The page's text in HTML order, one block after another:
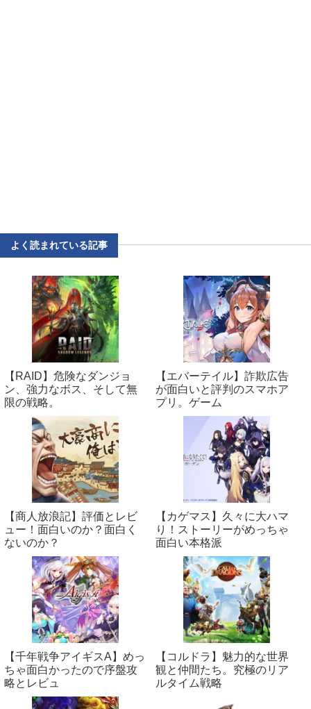
よく読まれている記事
【RAID】危険なダンジョ
ン、強力なボス、そして無
限の戦略。
【エバーテイル】詐欺広告
が面白いと評判のスマホア
プリ。ゲーム
【商人放浪‪記】評価とレビ
ュー！面白いのか？面白く
ないのか？
【カゲマス】久々に大ハマ
り！ストーリーがめっちゃ
面白い本格派
【千年戦争アイギスA】めっ
ちゃ面白かったので序盤攻
略とレビュ
【コルドラ】魅力的な世界
観と仲間たち。究極のリア
ルタイム戦略